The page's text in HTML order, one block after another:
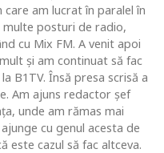
am lucrat în paralel în
multe posturi de radio,
cu Mix FM. A venit apoi
şi am continuat să fac
B1TV. Însă presa scrisă a
Am ajuns redactor şef
unde am rămas mai
cu genul acesta de
este cazul să fac altceva.